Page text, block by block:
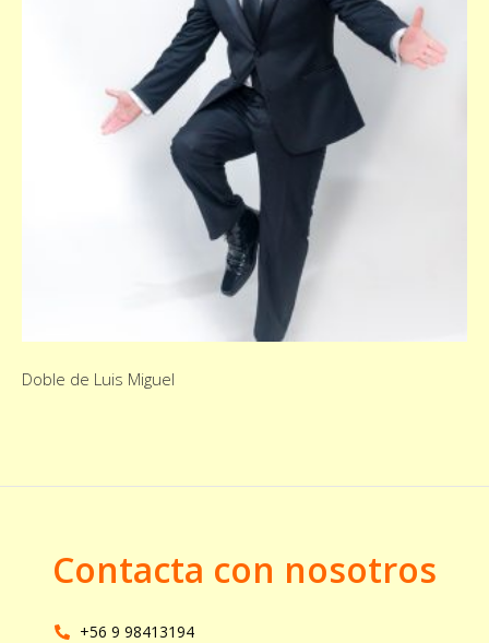
Doble de Luis Miguel
Contacta con nosotros
+56 9 98413194